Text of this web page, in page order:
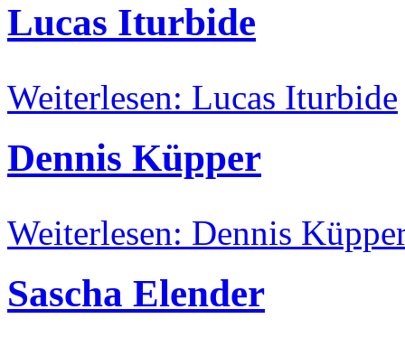
Lucas Iturbide
Weiterlesen: Lucas Iturbide
Dennis Küpper
Weiterlesen: Dennis
Sascha Elender